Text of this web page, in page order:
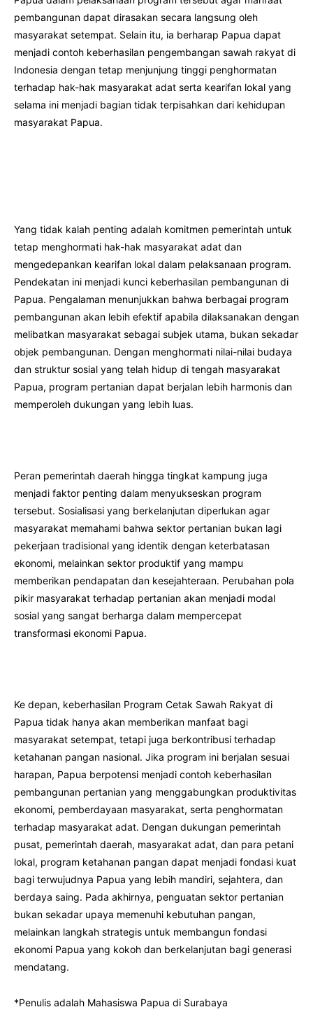
pembangunan dapat dirasakan secara langsung oleh
masyarakat setempat. Selain itu, ia berharap Papua dapat
menjadi contoh keberhasilan pengembangan sawah rakyat di
Indonesia dengan tetap menjunjung tinggi penghormatan
terhadap hak-hak masyarakat adat serta kearifan lokal yang
selama ini menjadi bagian tidak terpisahkan dari kehidupan
masyarakat Papua.
Yang tidak kalah penting adalah komitmen pemerintah untuk
tetap menghormati hak-hak masyarakat adat dan
mengedepankan kearifan lokal dalam pelaksanaan program.
Pendekatan ini menjadi kunci keberhasilan pembangunan di
Papua. Pengalaman menunjukkan bahwa berbagai program
pembangunan akan lebih efektif apabila dilaksanakan dengan
melibatkan masyarakat sebagai subjek utama, bukan sekadar
objek pembangunan. Dengan menghormati nilai-nilai budaya
dan struktur sosial yang telah hidup di tengah masyarakat
Papua, program pertanian dapat berjalan lebih harmonis dan
memperoleh dukungan yang lebih luas.
Peran pemerintah daerah hingga tingkat kampung juga
menjadi faktor penting dalam menyukseskan program
tersebut. Sosialisasi yang berkelanjutan diperlukan agar
masyarakat memahami bahwa sektor pertanian bukan lagi
pekerjaan tradisional yang identik dengan keterbatasan
ekonomi, melainkan sektor produktif yang mampu
memberikan pendapatan dan kesejahteraan. Perubahan pola
pikir masyarakat terhadap pertanian akan menjadi modal
sosial yang sangat berharga dalam mempercepat
transformasi ekonomi Papua.
Ke depan, keberhasilan Program Cetak Sawah Rakyat di
Papua tidak hanya akan memberikan manfaat bagi
masyarakat setempat, tetapi juga berkontribusi terhadap
ketahanan pangan nasional. Jika program ini berjalan sesuai
harapan, Papua berpotensi menjadi contoh keberhasilan
pembangunan pertanian yang menggabungkan produktivitas
ekonomi, pemberdayaan masyarakat, serta penghormatan
terhadap masyarakat adat. Dengan dukungan pemerintah
pusat, pemerintah daerah, masyarakat adat, dan para petani
lokal, program ketahanan pangan dapat menjadi fondasi kuat
bagi terwujudnya Papua yang lebih mandiri, sejahtera, dan
berdaya saing. Pada akhirnya, penguatan sektor pertanian
bukan sekadar upaya memenuhi kebutuhan pangan,
melainkan langkah strategis untuk membangun fondasi
ekonomi Papua yang kokoh dan berkelanjutan bagi generasi
mendatang.
*Penulis adalah Mahasiswa Papua di Surabaya